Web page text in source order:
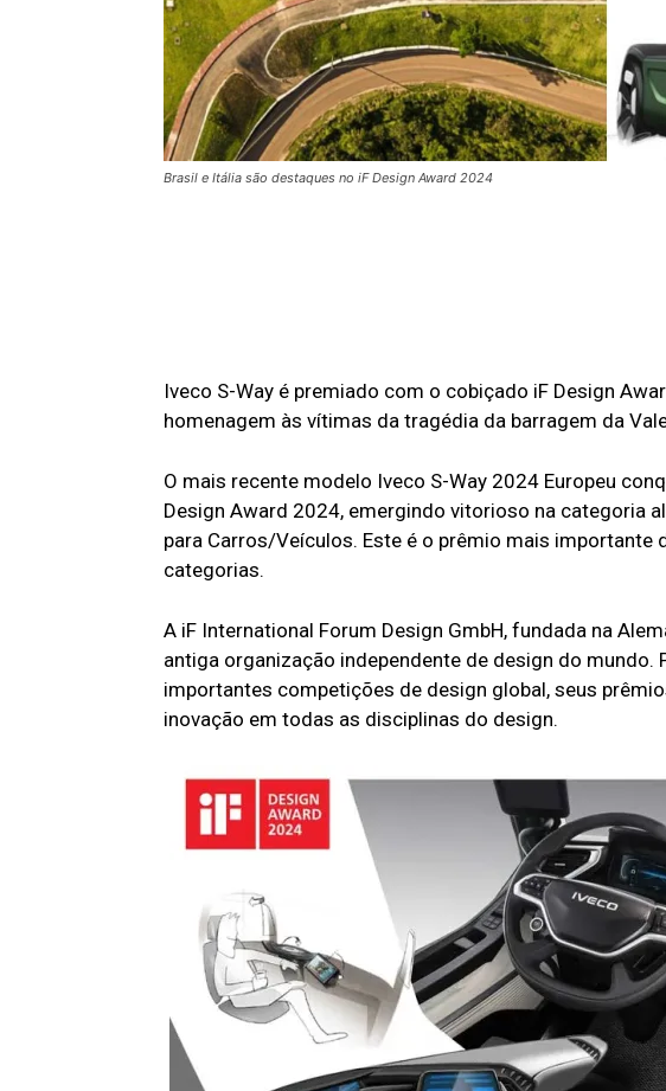
Brasil e Itália são destaques no iF Design Award 2024
Iveco S-Way é premiado com o cobiçado iF Design
homenagem às vítimas da tragédia da barragem da
O mais recente modelo Iveco S-Way 2024 Europeu
Design Award 2024, emergindo vitorioso na categoria
para Carros/Veículos. Este é o prêmio mais
categorias.
A iF International Forum Design GmbH, fundada na
antiga organização independente de design do mundo.
importantes competições de design global, seus
inovação em todas as disciplinas do design.